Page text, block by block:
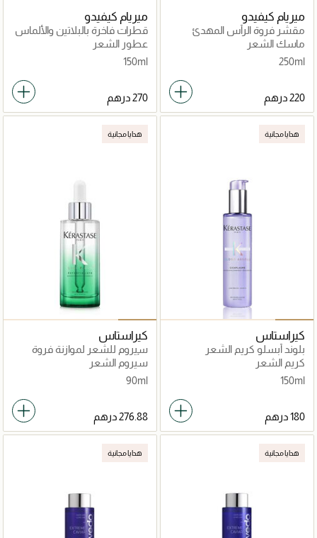
ميريام كيفيدو
مقشر فروة الرأس المهدئ
بالكافيار الأسود الفاخر
ماسك الشعر
250ml
ميريام كيفيدو
قطرات فاخرة بالبلاتين والألماس
عطور الشعر
150ml
هدايا مجانية
كيراستاس
بلوند أبسلو كريم الشعر
سيكابلاسم 150مل
كريم الشعر
150ml
هدايا مجانية
كيراستاس
سيروم للشعر لموازنة فروة
الرأس سبيسيفيك
بوتونشاليست 90مل
سيروم الشعر
90ml
هدايا مجانية هدايا مجانية